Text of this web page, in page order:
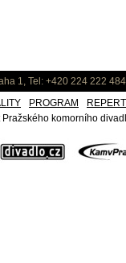
1, Tel: +420 224 222
PROGRAM
komorního